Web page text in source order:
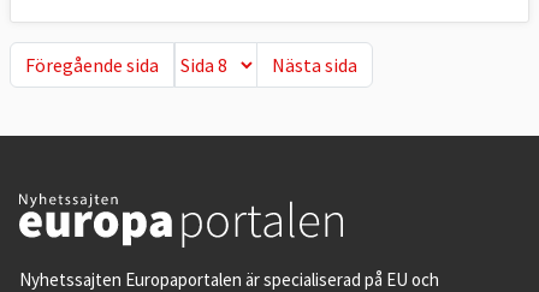
Föregående sida
Föregående sida Nästa sida
Nästa sida
Nyhetssajten Europaportalen är specialiserad på EU och